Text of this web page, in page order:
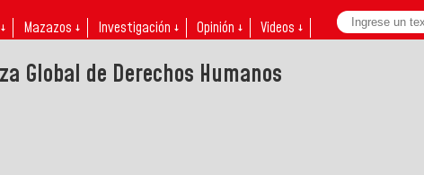
Mazazos ↓ Investigación ↓ Opinión ↓ Videos ↓
Global de Derechos Humanos